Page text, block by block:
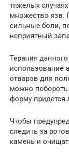
тяжелых
множество язв.
сильные боли,
неприятный
Терапия
использование
отваров для
можно побороть
форму придется
Чтобы
следить за
камень и